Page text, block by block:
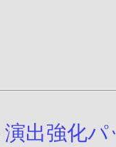
演出強化パ